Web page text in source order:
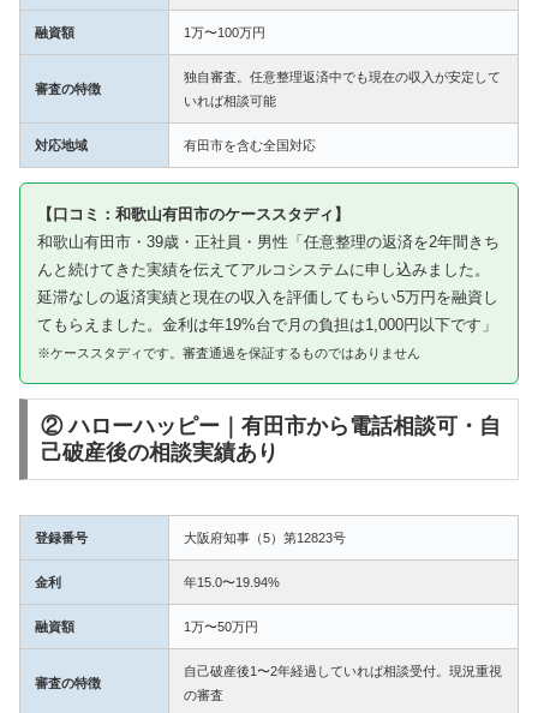
融資額 1万〜100万円
審査の特徴
独自審査。任意整理返済中でも現在の収入が安定して
いれば相談可能
対応地域 有田市を含む全国対応
【口コミ：和歌山有田市のケーススタディ】
和歌山有田市・39歳・正社員・男性「任意整理の返済を2年間きち
んと続けてきた実績を伝えてアルコシステムに申し込みました。
延滞なしの返済実績と現在の収入を評価してもらい5万円を融資し
てもらえました。金利は年19%台で月の負担は1,000円以下です」
※ケーススタディです。審査通過を保証するものではありません
② ハローハッピー｜有田市から電話相談可・自
己破産後の相談実績あり
登録番号 大阪府知事（5）第12823号
金利 年15.0〜19.94%
融資額 1万〜50万円
審査の特徴
自己破産後1〜2年経過していれば相談受付。現況重視
の審査